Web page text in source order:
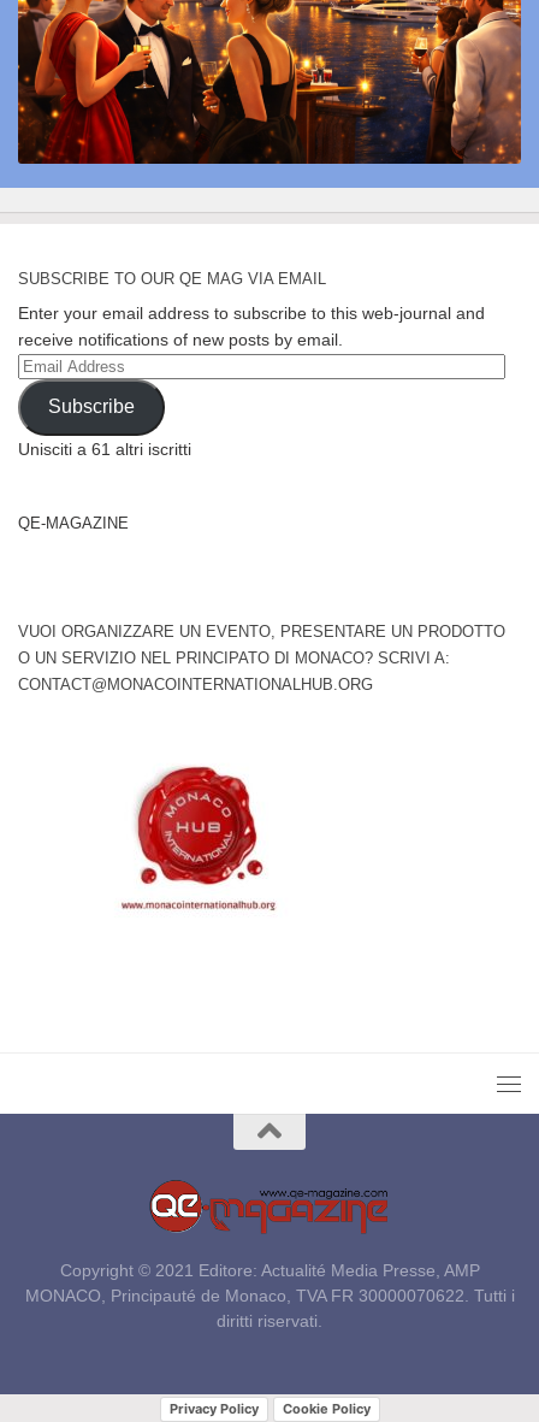
SUBSCRIBE TO OUR QE MAG VIA EMAIL
Enter your email address to subscribe to this web-journal and
receive notifications of new posts by email.
Email
Address
Subscribe
Unisciti a 61 altri iscritti
QE-MAGAZINE
VUOI ORGANIZZARE UN EVENTO, PRESENTARE UN PRODOTTO
O UN SERVIZIO NEL PRINCIPATO DI MONACO? SCRIVI A:
CONTACT@MONACOINTERNATIONALHUB.ORG
Copyright © 2021 Editore: Actualité Media Presse, AMP
MONACO, Principauté de Monaco, TVA FR 30000070622. Tutti i
diritti riservati.
Privacy Policy Cookie Policy